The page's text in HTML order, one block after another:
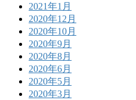
2021年1月
2020年12月
2020年10月
2020年9月
2020年8月
2020年6月
2020年5月
2020年3月